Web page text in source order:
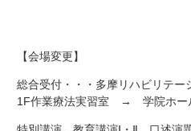
【会場変更】
総合受付・・・多摩リハビリテ
1F作業療法実習室 → 学院ホー